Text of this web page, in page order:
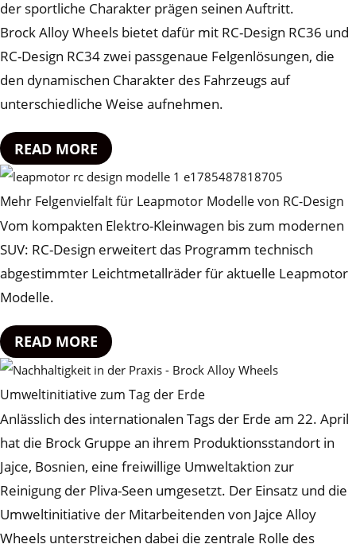
der sportliche Charakter prägen seinen Auftritt.
Brock Alloy Wheels bietet dafür mit RC-Design RC36 und
RC-Design RC34 zwei passgenaue Felgenlösungen, die
den dynamischen Charakter des Fahrzeugs auf
unterschiedliche Weise aufnehmen.
READ MORE
Mehr Felgenvielfalt für Leapmotor Modelle von RC-Design
Vom kompakten Elektro-Kleinwagen bis zum modernen
SUV: RC-Design erweitert das Programm technisch
abgestimmter Leichtmetallräder für aktuelle Leapmotor
Modelle.
READ MORE
Umweltinitiative zum Tag der Erde
Anlässlich des internationalen Tags der Erde am 22. April
hat die Brock Gruppe an ihrem Produktionsstandort in
Jajce, Bosnien, eine freiwillige Umweltaktion zur
Reinigung der Pliva-Seen umgesetzt. Der Einsatz und die
Umweltinitiative der Mitarbeitenden von Jajce Alloy
Wheels unterstreichen dabei die zentrale Rolle des